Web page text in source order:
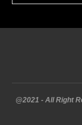
@2021 - All Right